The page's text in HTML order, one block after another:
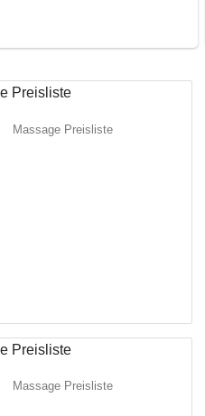
Massage Preisliste
Massage Preisliste